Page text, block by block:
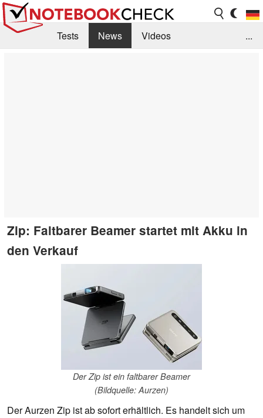
Tests News
Videos
...
Zip: Faltbarer Beamer startet mit Akku in
den Verkauf
Der Zip ist ein faltbarer Beamer
(Bildquelle: Aurzen)
Der Aurzen Zip ist ab sofort erhältlich. Es handelt sich um